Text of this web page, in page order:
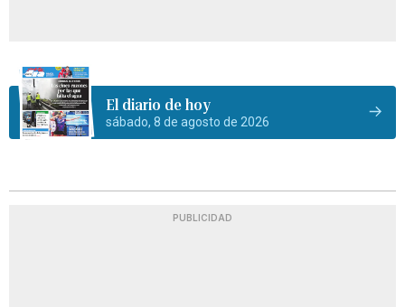
El diario de hoy
sábado, 8 de agosto de 2026
PUBLICIDAD